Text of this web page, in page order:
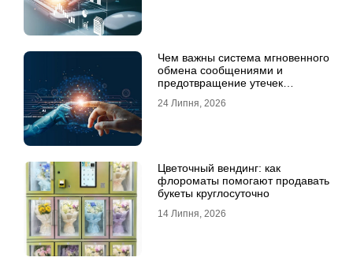
Чем важны система мгновенного
обмена сообщениями и
предотвращение утечек
24 Липня, 2026
Цветочный вендинг: как
флороматы помогают продавать
букеты круглосуточно
14 Липня, 2026